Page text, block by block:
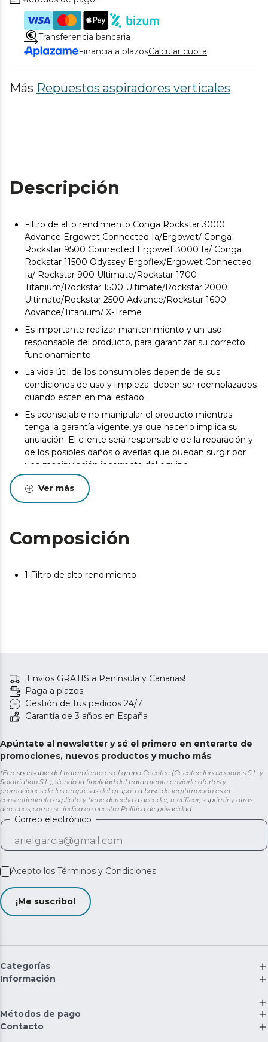
Transferencia bancaria
Financia a plazosCalcular cuota
Más Repuestos aspiradores verticales
Descripción
Filtro de alto rendimiento Conga Rockstar 3000
Advance Ergowet Connected Ia/Ergowet/ Conga
Rockstar 9500 Connected Ergowet 3000 Ia/ Conga
Rockstar 11500 Odyssey Ergoflex/Ergowet Connected
Ia/ Rockstar 900 Ultimate/Rockstar 1700
Titanium/Rockstar 1500 Ultimate/Rockstar 2000
Ultimate/Rockstar 2500 Advance/Rockstar 1600
Advance/Titanium/ X-Treme
Es importante realizar mantenimiento y un uso
responsable del producto, para garantizar su correcto
funcionamiento.
La vida útil de los consumibles depende de sus
condiciones de uso y limpieza; deben ser reemplazados
cuando estén en mal estado.
Es aconsejable no manipular el producto mientras
tenga la garantía vigente, ya que hacerlo implica su
anulación. El cliente será responsable de la reparación y
de los posibles daños o averías que puedan surgir por
una manipulación incorrecta del equipo.
Los consumibles originales garantizan la máxima calidad
y el mejor rendimiento. Se recomienda realizar
Ver más
Composición
1 Filtro de alto rendimiento
¡Envíos GRATIS a Península y Canarias!
Paga a plazos
Gestión de tus pedidos 24/7
Garantía de 3 años en España
Apúntate al newsletter y sé el primero en enterarte de
promociones, nuevos productos y mucho más
*El responsable del tratamiento es el grupo Cecotec (Cecotec Innovaciones S.L. y
Solotriatlon S.L.), siendo la finalidad del tratamiento enviarle ofertas y
promociones de las empresas del grupo. La base de legitimación es el
consentimiento explícito y tiene derecho a acceder, rectificar, suprimir y otros
derechos, como se indica en nuestra Política de privacidad
Correo electrónico
Acepto los Términos y Condiciones
¡Me suscribo!
Categorías
Información
Métodos de pago
Contacto